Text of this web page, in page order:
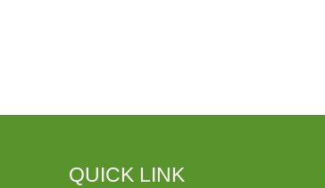
QUICK LINK